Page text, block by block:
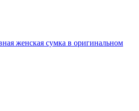
женская сумка в оригинальном